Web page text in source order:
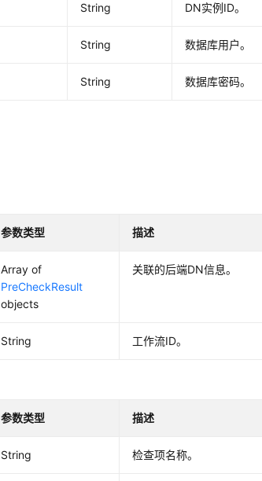
String DN实例ID。
String 数据库用户。
String 数据库密码。
参数类型 描述
Array of
PreCheckResult
objects
关联的后端DN信息。
String 工作流ID。
参数类型 描述
String 检查项名称。